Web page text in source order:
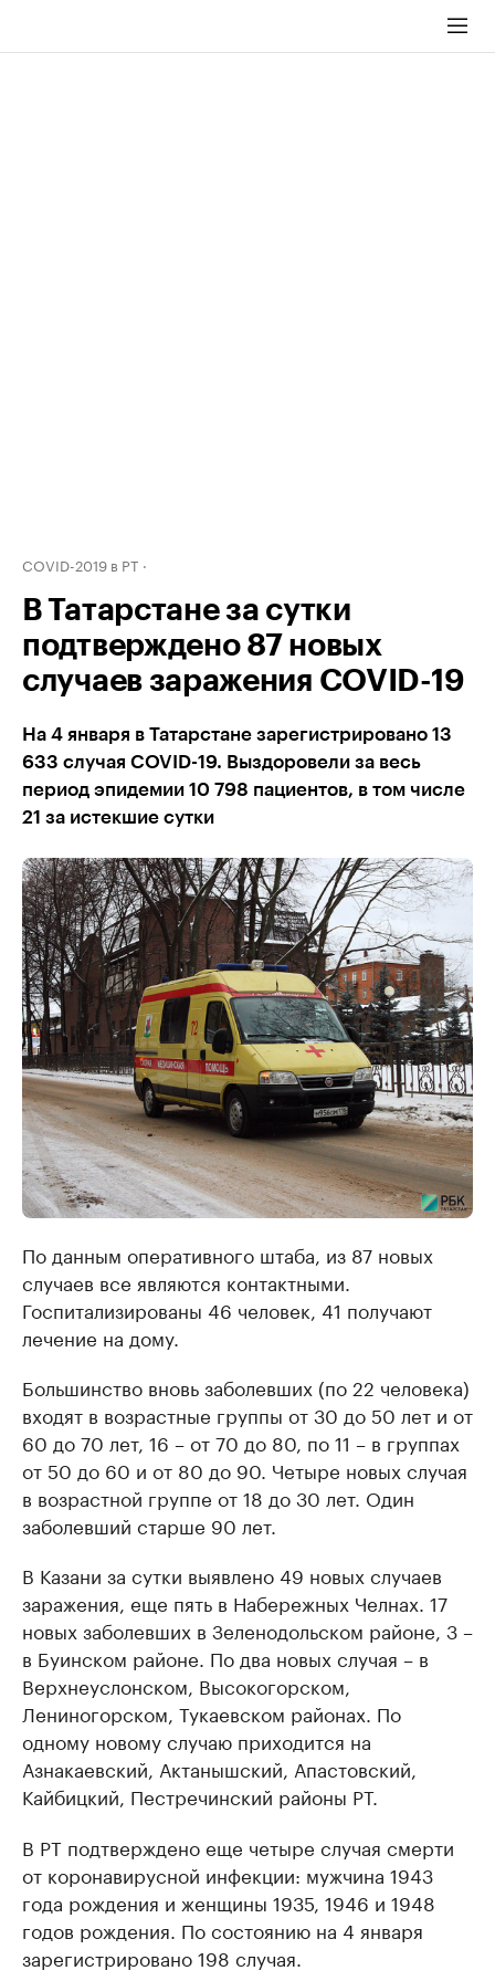
COVID-2019 в РТ
В Татарстане за сутки
подтверждено 87 новых
случаев заражения COVID-19
На 4 января в Татарстане зарегистрировано 13
633 случая COVID-19. Выздоровели за весь
период эпидемии 10 798 пациентов, в том числе
21 за истекшие сутки
По данным оперативного штаба, из 87 новых
случаев все являются контактными.
Госпитализированы 46 человек, 41 получают
лечение на дому.
Большинство вновь заболевших (по 22 человека)
входят в возрастные группы от 30 до 50 лет и от
60 до 70 лет, 16 – от 70 до 80, по 11 – в группах
от 50 до 60 и от 80 до 90. Четыре новых случая
в возрастной группе от 18 до 30 лет. Один
заболевший старше 90 лет.
В Казани за сутки выявлено 49 новых случаев
заражения, еще пять в Набережных Челнах. 17
новых заболевших в Зеленодольском районе, 3 –
в Буинском районе. По два новых случая – в
Верхнеуслонском, Высокогорском,
Лениногорском, Тукаевском районах. По
одному новому случаю приходится на
Азнакаевский, Актанышский, Апастовский,
Кайбицкий, Пестречинский районы РТ.
В РТ подтверждено еще четыре случая смерти
от коронавирусной инфекции: мужчина 1943
года рождения и женщины 1935, 1946 и 1948
годов рождения. По состоянию на 4 января
зарегистрировано 198 случая.